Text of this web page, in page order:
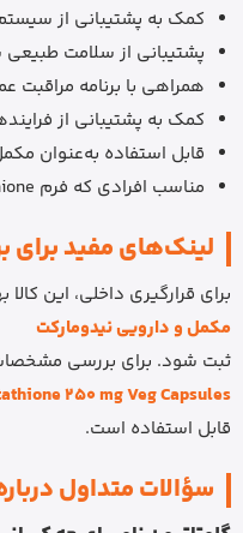
کمک به پشتیبانی از
پشتیبانی از سلامت
همراهی با برنامه مراقبت
کمک به پشتیبانی از
قابل استفاده به‌عنوان
مناسب افرادی که فرم Reduced Glutathione را ترجیح می‌دهند.
لینک‌های مفید برای
برای قرارگیری داخلی، این
مکمل و دارویی نیدومارکت
ثبت شود. برای بررسی
250 mg Veg Capsules
قابل استفاده است.
سؤالات متداول